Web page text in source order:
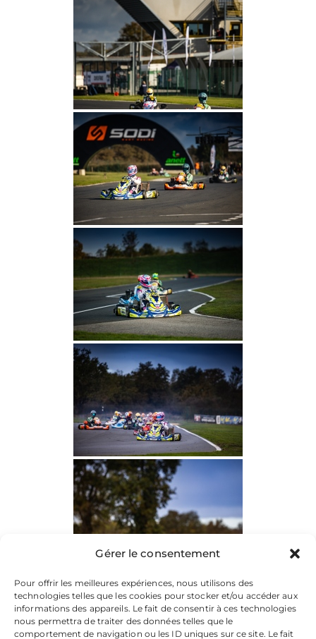
Gérer le consentement
Pour offrir les meilleures expériences, nous utilisons des
technologies telles que les cookies pour stocker et/ou accéder aux
informations des appareils. Le fait de consentir à ces technologies
nous permettra de traiter des données telles que le
comportement de navigation ou les ID uniques sur ce site. Le fait